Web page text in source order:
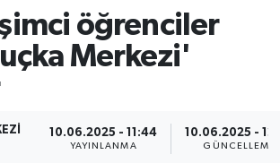
öğrenciler
Merkezi'
10.06.2025 - 11:44
YAYINLANMA
10.06.2025 -
GÜNCELLEME
Durumu ve Fikstür
Haberleri